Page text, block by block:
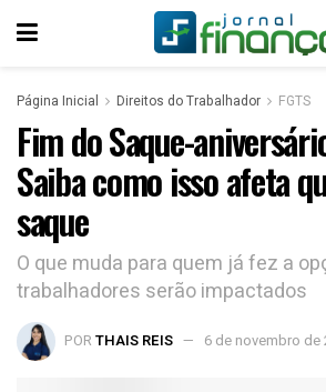
Página Inicial Direitos do Trabalhador FGTS
Fim do Saque-
Saiba como isso afeta
saque
O que muda para quem já fez a
trabalhadores serão impactados
POR THAIS REIS 6 de novembro de